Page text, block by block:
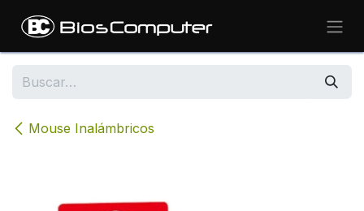
Mouse Inalámbricos